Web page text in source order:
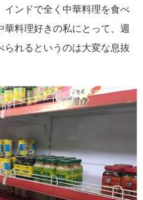
インドで全く中華料理を食べ
華料理好きの私にとって、週
られるというのは大変な息抜